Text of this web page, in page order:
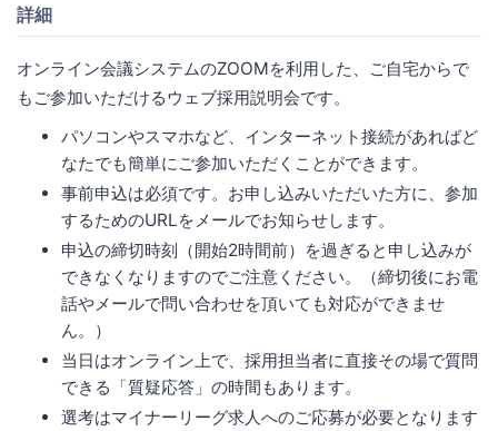
詳細
オンライン会議システムのZOOMを利用した、ご自宅からで
もご参加いただけるウェブ採用説明会です。
パソコンやスマホなど、インターネット接続があればど
なたでも簡単にご参加いただくことができます。
事前申込は必須です。お申し込みいただいた方に、参加
するためのURLをメールでお知らせします。
申込の締切時刻（開始2時間前）を過ぎると申し込みが
できなくなりますのでご注意ください。（締切後にお電
話やメールで問い合わせを頂いても対応ができませ
ん。）
当日はオンライン上で、採用担当者に直接その場で質問
できる「質疑応答」の時間もあります。
選考はマイナーリーグ求人へのご応募が必要となります